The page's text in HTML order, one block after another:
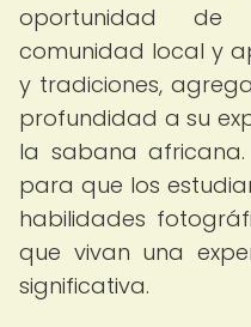
oportunidad
comunidad local y
y tradiciones,
profundidad a su
la sabana
para que los
habilidades
que vivan una
significativa.